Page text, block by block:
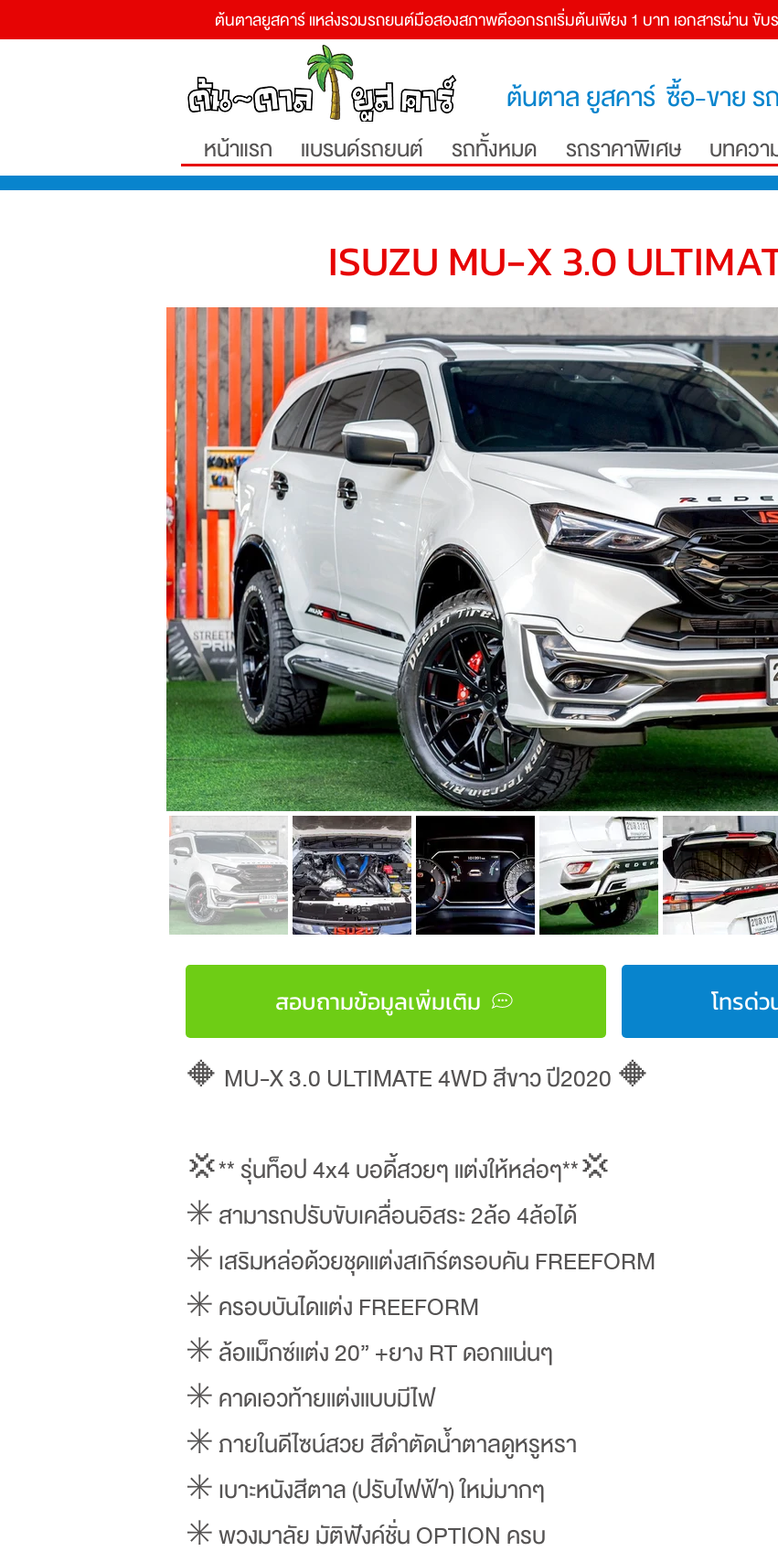
ต้นตาลยูสคาร์ แหล่งรวมรถยนต์มือสองสภาพดีออกรถเริ่มต้นเพียง 1 บาท เอกสารผ่าน ขับ
ต้นตาล ยูสคาร์ ซื้อ-ขาย ร
หน้าแรก แบรนด์รถยนต์ รถทั้งหมด รถราคาพิเศษ บทควา
ISUZU MU-X 3.0
สอบถามข้อมูลเพิ่มเติม โทรด่
🔶 MU-X 3.0 ULTIMATE 4WD สีขาว ปี2020 🔶
💢** รุ่นท็อป 4x4 บอดี้สวยๆ แต่งให้หล่อๆ**💢
✳️ สามารถปรับขับเคลื่อนอิสระ 2ล้อ 4ล้อได้
✳️ เสริมหล่อด้วยชุดแต่งสเกิร์ตรอบคัน FREEFORM
✳️ ครอบบันไดแต่ง FREEFORM
✳️ ล้อแม็กซ์แต่ง 20” +ยาง RT ดอกแน่นๆ
✳️ คาดเอวท้ายแต่งแบบมีไฟ
✳️ ภายในดีไซน์สวย สีดำตัดน้ำตาลดูหรูหรา
✳️ เบาะหนังสีตาล (ปรับไฟฟ้า) ใหม่มากๆ
✳️ พวงมาลัย มัติฟังค์ชั่น OPTION ครบ